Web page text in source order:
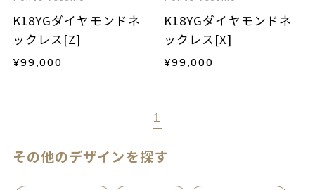
K18YGダイヤモンドネ
ックレス[Z]
¥99,000
K18YGダイヤモンドネ
ックレス[X]
¥99,000
1
その他のデザインを探す